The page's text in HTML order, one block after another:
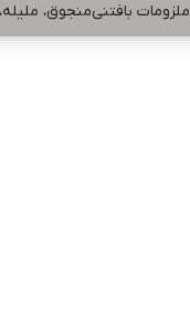
ملزومات بافتنیمنجوق،